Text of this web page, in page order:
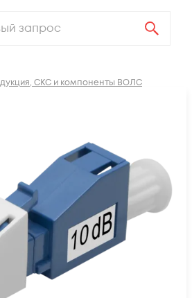
СКС и компоненты ВОЛС